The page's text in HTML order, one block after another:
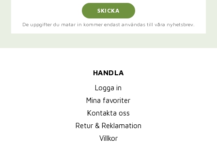
SKICKA
De uppgifter du matar in kommer endast användas till våra nyhetsbrev.
HANDLA
Logga in
Mina favoriter
Kontakta oss
Retur & Reklamation
Villkor